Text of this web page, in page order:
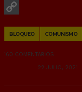
Gmail
Link
BLOQUEO COMUNISMO
160 COMENTARIOS
22 JULIO, 2021